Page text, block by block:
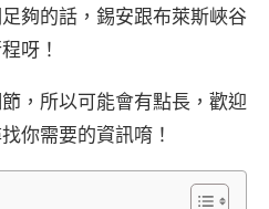
夠的話，錫安跟布萊斯峽谷
呀！
，所以可能會有點長，歡迎
你需要的資訊唷！